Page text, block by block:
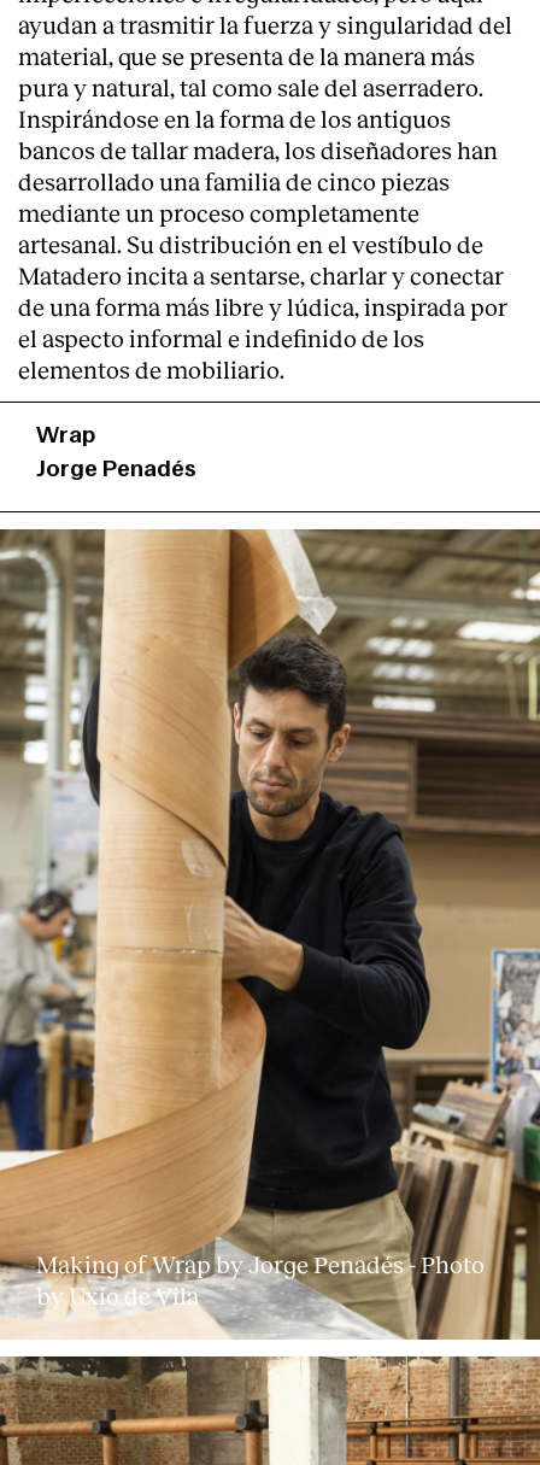
Servicios
ayudan a trasmitir la fuerza y singularidad del
material, que se presenta de la manera más
pura y natural, tal como sale del aserradero.
Inspirándose en la forma de los antiguos
bancos de tallar madera, los diseñadores han
desarrollado una familia de cinco piezas
mediante un proceso completamente
artesanal. Su distribución en el vestíbulo de
Matadero incita a sentarse, charlar y conectar
de una forma más libre y lúdica, inspirada por
el aspecto informal e indefinido de los
elementos de mobiliario.
Wrap
Jorge Penadés
Making of Wrap by Jorge Penadés - Photo
by Uxío de Vila